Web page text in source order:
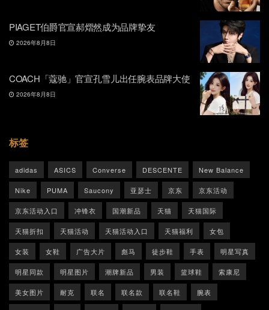
PIAGET伯爵官宣郝熠然成为品牌挚友
2026年8月8日
COACH「蔻驰」官宣孔雪儿出任腕表品牌大使
2026年8月8日
标签
adidas ASICS Converse DESCENTE New Balance
Nike PUMA Saucony 亚瑟士 京东 京东活动
京东活动入口 冲锋衣 国潮新品 天猫 天猫国际
天猫折扣 天猫活动 天猫活动入口 天猫福利 女包
女装 女鞋 广告大片 彪马 徒步鞋 手表 明星写真
明星同款 明星图片 潮牌新品 男装 篮球鞋 索康尼
美女图片 耐克 联名 联名款 联名鞋 腕表